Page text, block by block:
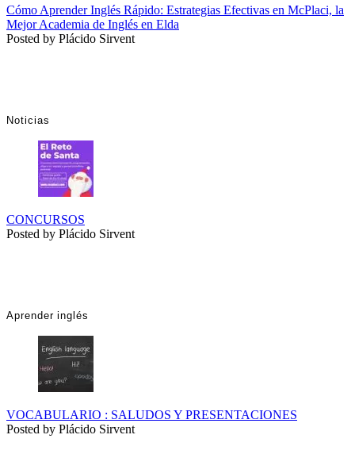
Cómo Aprender Inglés Rápido: Estrategias Efectivas en McPlaci, la
Mejor Academia de Inglés en Elda
Posted by Plácido Sirvent
Noticias
CONCURSOS
Posted by Plácido Sirvent
Aprender inglés
VOCABULARIO : SALUDOS Y PRESENTACIONES
Posted by Plácido Sirvent